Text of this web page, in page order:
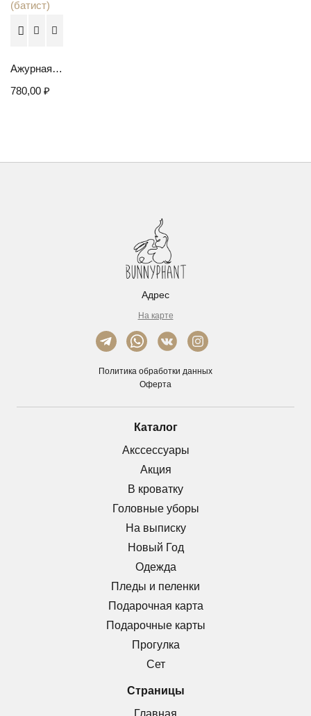
Ажурная туника для девочки (батист)
780,00 ₽
Адрес
На карте
Политика обработки данных
Оферта
Каталог
Акссессуары
Акция
В кроватку
Головные уборы
На выписку
Новый Год
Одежда
Пледы и пеленки
Подарочная карта
Подарочные карты
Прогулка
Сет
Страницы
Главная